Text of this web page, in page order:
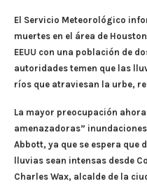
El Servicio Meteorológico
muertes en el área de
EEUU con una población de
autoridades temen que las
ríos que atraviesan la urbe,
La mayor preocupación
amenazadoras”
Abbott, ya que se espera que
lluvias sean intensas desde
Charles Wax, alcalde de la